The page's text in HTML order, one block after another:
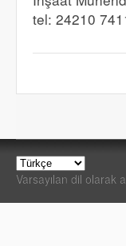
tel: 24210
Varsayılan dil olarak